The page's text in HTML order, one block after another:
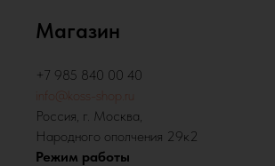
Магазин
‪+7 985 840 00 40‬
info@koss-shop.ru
Россия, г. Москва,
Народного ополчения 29к2
Режим работы